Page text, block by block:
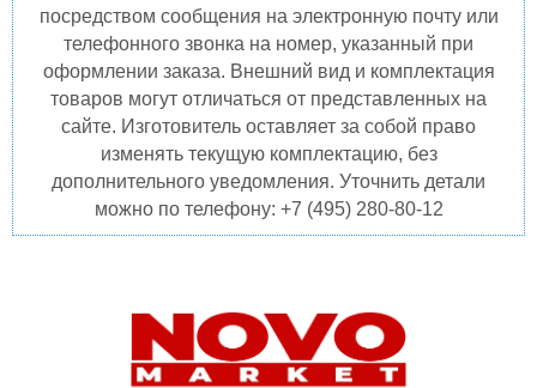
посредством сообщения на электронную почту или
телефонного звонка на номер, указанный при
оформлении заказа. Внешний вид и комплектация
товаров могут отличаться от представленных на
сайте. Изготовитель оставляет за собой право
изменять текущую комплектацию, без
дополнительного уведомления. Уточнить детали
можно по телефону: +7 (495) 280-80-12